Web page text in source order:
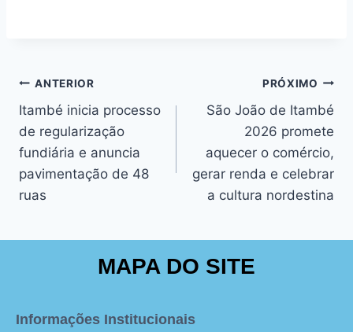
ANTERIOR
Itambé inicia processo
de regularização
fundiária e anuncia
pavimentação de 48
ruas
PRÓXIMO
São João de Itambé
2026 promete
aquecer o comércio,
gerar renda e celebrar
a cultura nordestina
MAPA DO SITE
Informações Institucionais